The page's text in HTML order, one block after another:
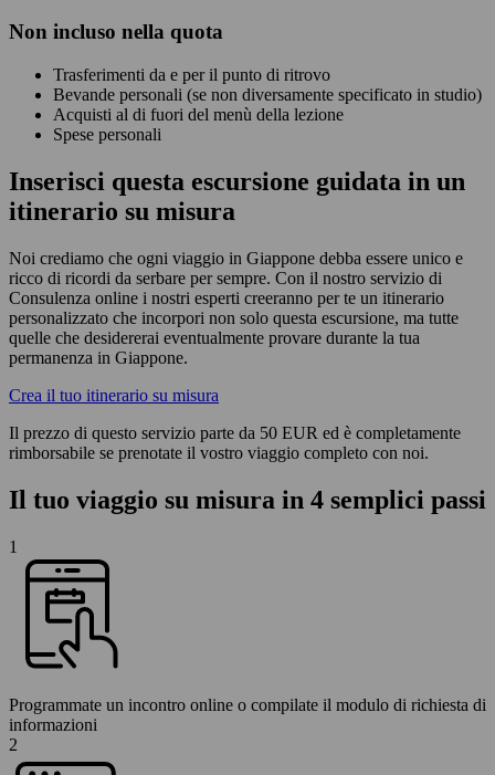
Non incluso nella quota
Trasferimenti da e per il punto di ritrovo
Bevande personali (se non diversamente specificato in studio)
Acquisti al di fuori del menù della lezione
Spese personali
Inserisci questa escursione guidata in un
itinerario su misura
Noi crediamo che ogni viaggio in Giappone debba essere unico e
ricco di ricordi da serbare per sempre. Con il nostro servizio di
Consulenza online i nostri esperti creeranno per te un itinerario
personalizzato che incorpori non solo questa escursione, ma tutte
quelle che desidererai eventualmente provare durante la tua
permanenza in Giappone.
Crea il tuo itinerario su misura
Il prezzo di questo servizio parte da 50 EUR ed è completamente
rimborsabile se prenotate il vostro viaggio completo con noi.
Il tuo viaggio su misura in 4 semplici passi
1
Programmate un incontro online o compilate il modulo di richiesta di
informazioni
2